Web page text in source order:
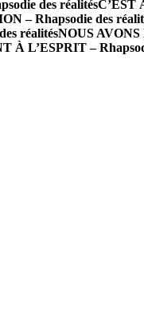
des réalitésC’EST
– Rhapsodie des
réalitésNOUS
L’ESPRIT –